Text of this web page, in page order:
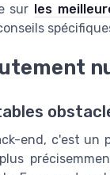
sur les
end, c'est